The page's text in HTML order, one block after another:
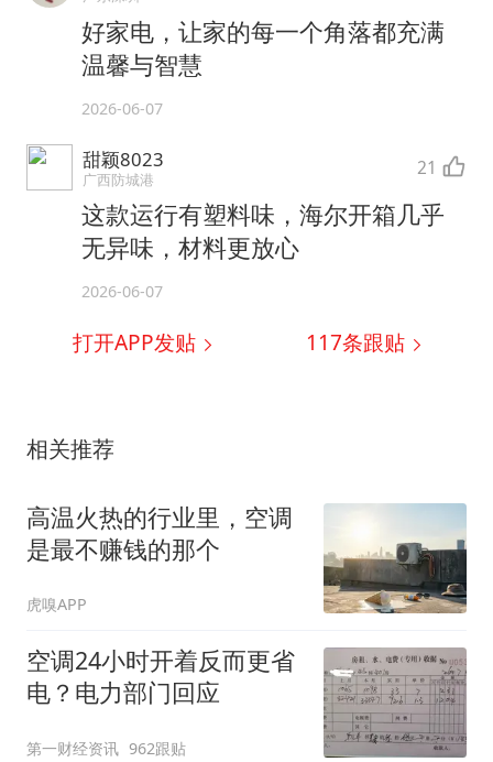
好家电，让家的每一个角落都充满
温馨与智慧
2026-06-07
甜颖8023
广西防城港 21
这款运行有塑料味，海尔开箱几乎
无异味，材料更放心
2026-06-07
打开APP发贴 117条跟贴
相关推荐
高温火热的行业里，空调
是最不赚钱的那个
虎嗅APP
空调24小时开着反而更省
电？电力部门回应
第一财经资讯 962跟贴